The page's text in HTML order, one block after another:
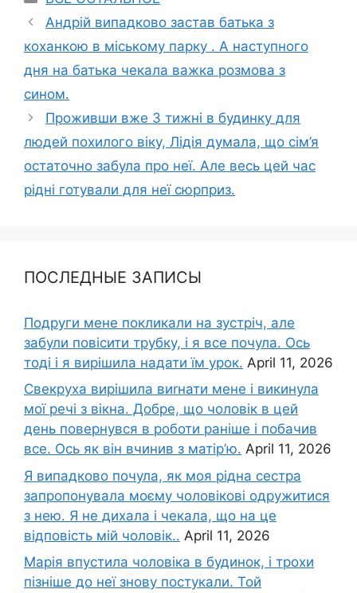
Андрій випадково застав батька з
коханкою в міському парку . А наступного
дня на батька чекала важка розмова з
сином.
Проживши вже 3 тижні в будинку для
людей похилого віку, Лідія думала, що сім’я
остаточно забула про неї. Але весь цей час
рідні готували для неї сюрприз.
ПОСЛЕДНЫЕ ЗАПИСЫ
Подруги мене покликали на зустріч, але
забули повісити трубку, і я все почула. Ось
тоді і я вирішила надати їм урок. April 11, 2026
Свекруха вирішила виrнати мене і викинула
мої речі з вікна. Добре, що чоловік в цей
день повернувся в роботи раніше і побачив
все. Ось як він вчинив з матір’ю. April 11, 2026
Я випадково почула, як моя рідна сестра
запропонувала моєму чоловікові одружитися
з нею. Я не дихала і чекала, що на це
відповість мій чоловік.. April 11, 2026
Марія впустила чоловіка в будинок, і трохи
пізніше до неї знову постукали. Той